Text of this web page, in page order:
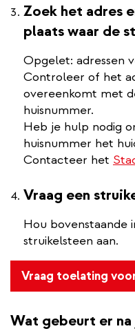
Zoek het adres
plaats waar de
Opgelet: adressen
Controleer of het
overeenkomt met
huisnummer.
Heb je hulp nodig
huisnummer het
Contacteer het
Vraag een
Hou bovenstaande
struikelsteen aan.
Vraag toelating
Wat gebeurt er na